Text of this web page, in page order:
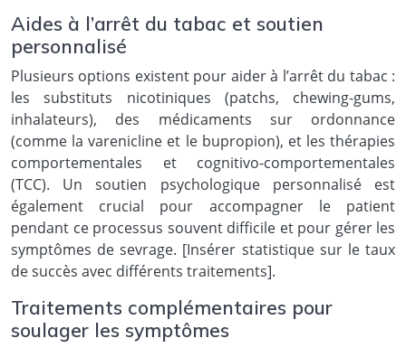
Aides à l’arrêt du tabac et soutien
personnalisé
Plusieurs options existent pour aider à l’arrêt du tabac :
les substituts nicotiniques (patchs, chewing-gums,
inhalateurs), des médicaments sur ordonnance
(comme la varenicline et le bupropion), et les thérapies
comportementales et cognitivo-comportementales
(TCC). Un soutien psychologique personnalisé est
également crucial pour accompagner le patient
pendant ce processus souvent difficile et pour gérer les
symptômes de sevrage. [Insérer statistique sur le taux
de succès avec différents traitements].
Traitements complémentaires pour
soulager les symptômes